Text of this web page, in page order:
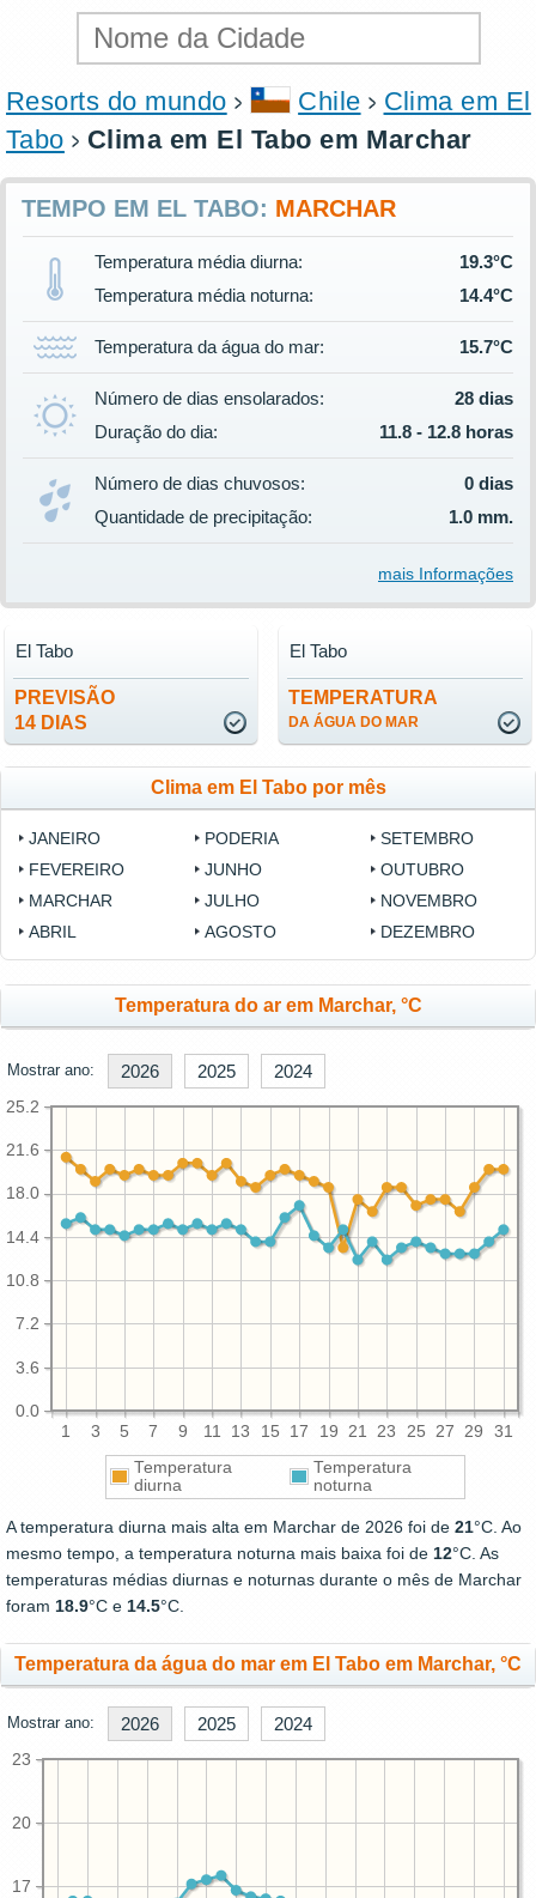
Resorts do mundo Chile
Clima em El
Tabo
Clima em El Tabo em Marchar
TEMPO EM EL TABO: MARCHAR
Temperatura média diurna:
19.3°C
Temperatura média noturna:
14.4°C
Temperatura da água do mar: 15.7°C
Número de dias ensolarados:
28 dias
Duração do dia:
11.8 - 12.8 horas
Número de dias chuvosos:
0 dias
Quantidade de precipitação:
1.0 mm.
mais Informações
PREVISÃO
14 DIAS
El Tabo
TEMPERATURA
DA ÁGUA DO MAR
El Tabo
Clima em El Tabo por mês
JANEIRO
FEVEREIRO
MARCHAR
ABRIL
PODERIA
JUNHO
JULHO
AGOSTO
SETEMBRO
OUTUBRO
NOVEMBRO
DEZEMBRO
Temperatura do ar em Marchar, °C
Mostrar ano: 2026 2025 2024
1 3 5 7 9 11 13 15 17 19 21 23 25 27 29 31
0.0
3.6
7.2
10.8
14.4
18.0
21.6
25.2
Temperatura
diurna
Temperatura
noturna
A temperatura diurna mais alta em Marchar de 2026 foi de 21°C. Ao
mesmo tempo, a temperatura noturna mais baixa foi de 12°C. As
temperaturas médias diurnas e noturnas durante o mês de Marchar
foram 18.9°C e 14.5°C.
Temperatura da água do mar em El Tabo em Marchar, °C
Mostrar ano: 2026 2025 2024
17
20
23